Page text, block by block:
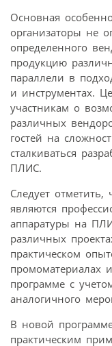
Основная
организаторы не
определенного
продукцию
параллели в
и инструментах.
участникам о
различных
гостей на
сталкиваться
ПЛИС.
Следует
являются
аппаратуры на
различных
практическом
промоматериалах
программе с
аналогичного
В новой
практическим